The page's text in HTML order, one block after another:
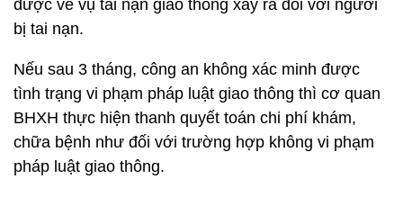
được về vụ tai nạn giao thông xảy ra đối với người
bị tai nạn.
Nếu sau 3 tháng, công an không xác minh được
tình trạng vi phạm pháp luật giao thông thì cơ quan
BHXH thực hiện thanh quyết toán chi phí khám,
chữa bệnh như đối với trường hợp không vi phạm
pháp luật giao thông.